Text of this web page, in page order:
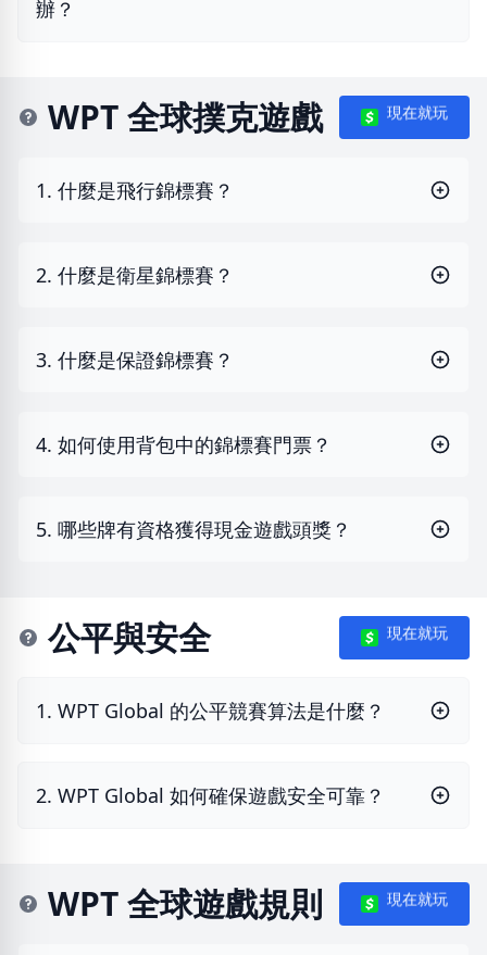
辦？
WPT 全球撲克遊戲 現在就玩
1. 什麼是飛行錦標賽？
2. 什麼是衛星錦標賽？
3. 什麼是保證錦標賽？
4. 如何使用背包中的錦標賽門票？
5. 哪些牌有資格獲得現金遊戲頭獎？
公平與安全 現在就玩
1. WPT Global 的公平競賽算法是什麼？
2. WPT Global 如何確保遊戲安全可靠？
WPT 全球遊戲規則 現在就玩